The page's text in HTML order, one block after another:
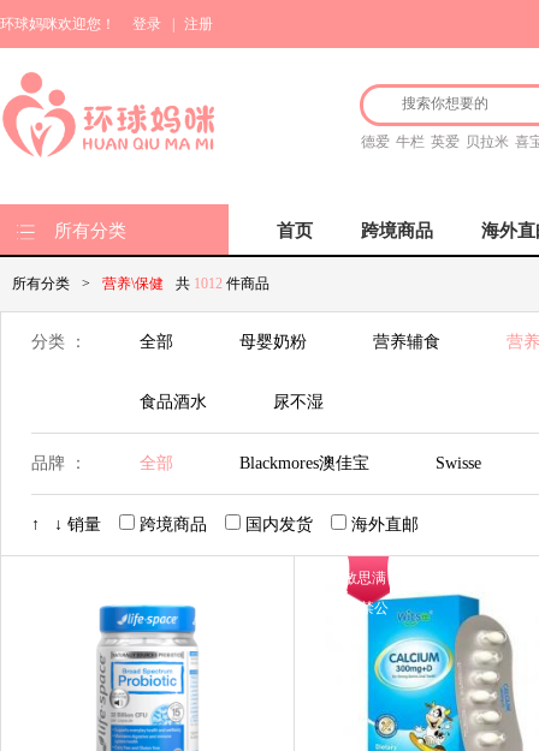
环球妈咪欢迎您！ 登录 注册
德爱 牛栏 英爱 贝拉米 喜
所有分类 首页 跨境商品 海外直
所有分类 > 营养\保健 共 1012 件商品
分类 ： 全部 母婴奶粉 营养辅食 营
食品酒水 尿不湿
品牌 ： 全部 Blackmores澳佳宝 Swisse
Life Space Natures Way佳思敏
Culturelle康萃乐
Sambucol小黑果 HollandBarrett荷柏瑞
美国钙尔奇CALTRATE 善存 Centrum
↑ ↓ 销量 跨境商品 国内发货 海外直邮
健敏思满
赠月-禁公